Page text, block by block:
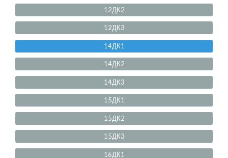
12ДК2
12ДК3
14ДК1
14ДК2
14ДК3
15ДК1
15ДК2
15ДК3
16ДК1